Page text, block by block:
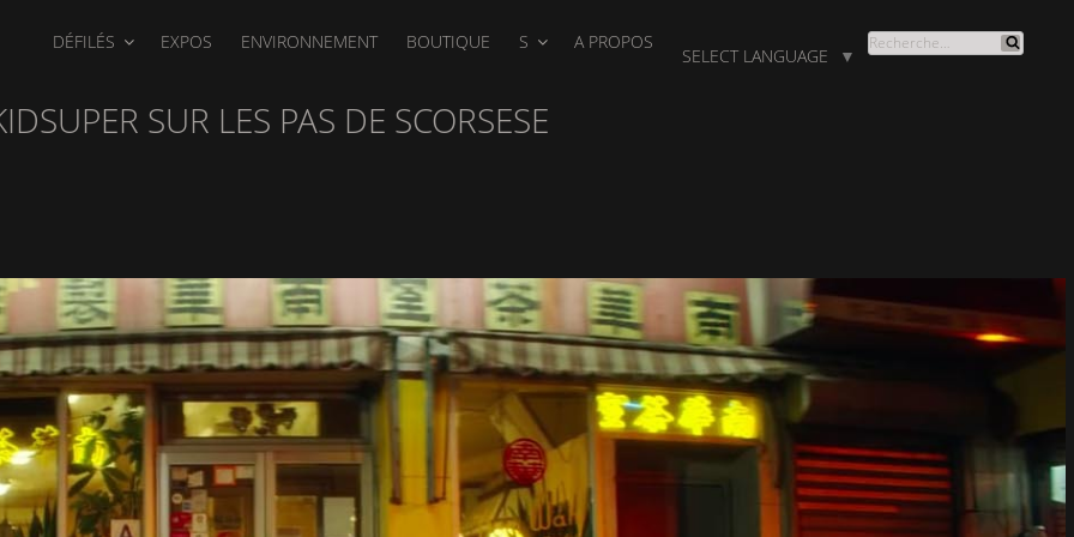
DÉFILÉS EXPOS ENVIRONNEMENT BOUTIQUE S A PROPOS
SELECT LANGUAGE ▼
RECHERCHE
Recherche
SUR LES PAS DE SCORSESE